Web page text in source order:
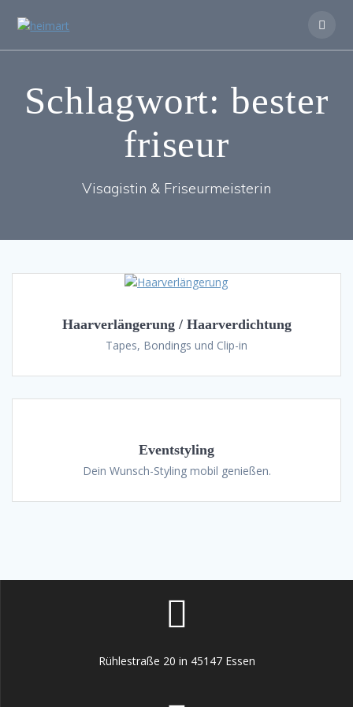
Schlagwort:bester
friseur
Visagistin & Friseurmeisterin
Haarverlängerung / Haarverdichtung
Tapes, Bondings und Clip-in
Eventstyling
Dein Wunsch-Styling mobil genießen.
Rühlestraße 20 in 45147 Essen